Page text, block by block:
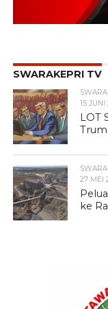
SWARAKEPRI TV
15 JUNI
LOT
27 MEI
ke